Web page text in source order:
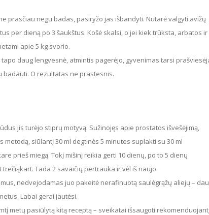
per dieną po 3 šaukštus. Košė skalsi, o jei kiek trūksta, arbatos ir
apie 5 kg svorio.
badauti. O rezultatas ne prastesnis.
siūlantį 30 ml degtinės 5 minutes suplakti su 30 ml
prieš miegą. Tokį mišinį reikia gerti 10 dienų, po to 5 dienų
Tada 2 savaičių pertrauka ir vėl iš naujo.
Labai gerai jautėsi.